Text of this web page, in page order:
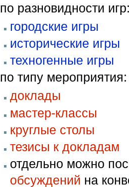
по разновидности
городские игры
исторические игры
техногенные игры
по типу мероприятия:
доклады
мастер-классы
круглые столы
тезисы к докладам
отдельно можно
обсуждений на